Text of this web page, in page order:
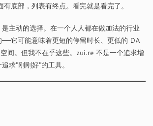
有底部，列表有终点。看完就是看完了。
主动的选择。在一个人人都在做加法的行业
它可能意味着更短的停留时长、更低的 DA
间。但我不在乎这些。zui.re 不是一个追求增
求"刚刚好"的工具。